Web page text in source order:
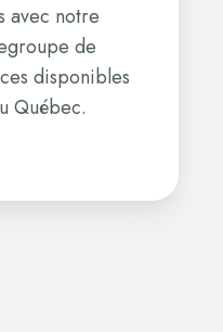
avec notre
de
disponibles
Québec.